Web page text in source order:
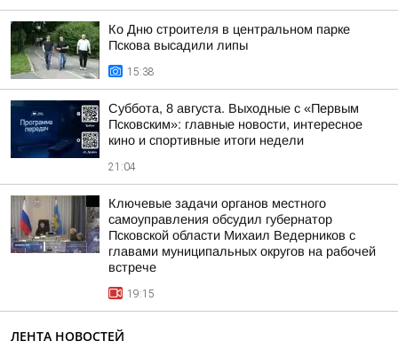
Ко Дню строителя в центральном парке
Пскова высадили липы
15:38
Суббота, 8 августа. Выходные с «Первым
Псковским»: главные новости, интересное
кино и спортивные итоги недели
21:04
Ключевые задачи органов местного
самоуправления обсудил губернатор
Псковской области Михаил Ведерников с
главами муниципальных округов на рабочей
встрече
19:15
ЛЕНТА НОВОСТЕЙ